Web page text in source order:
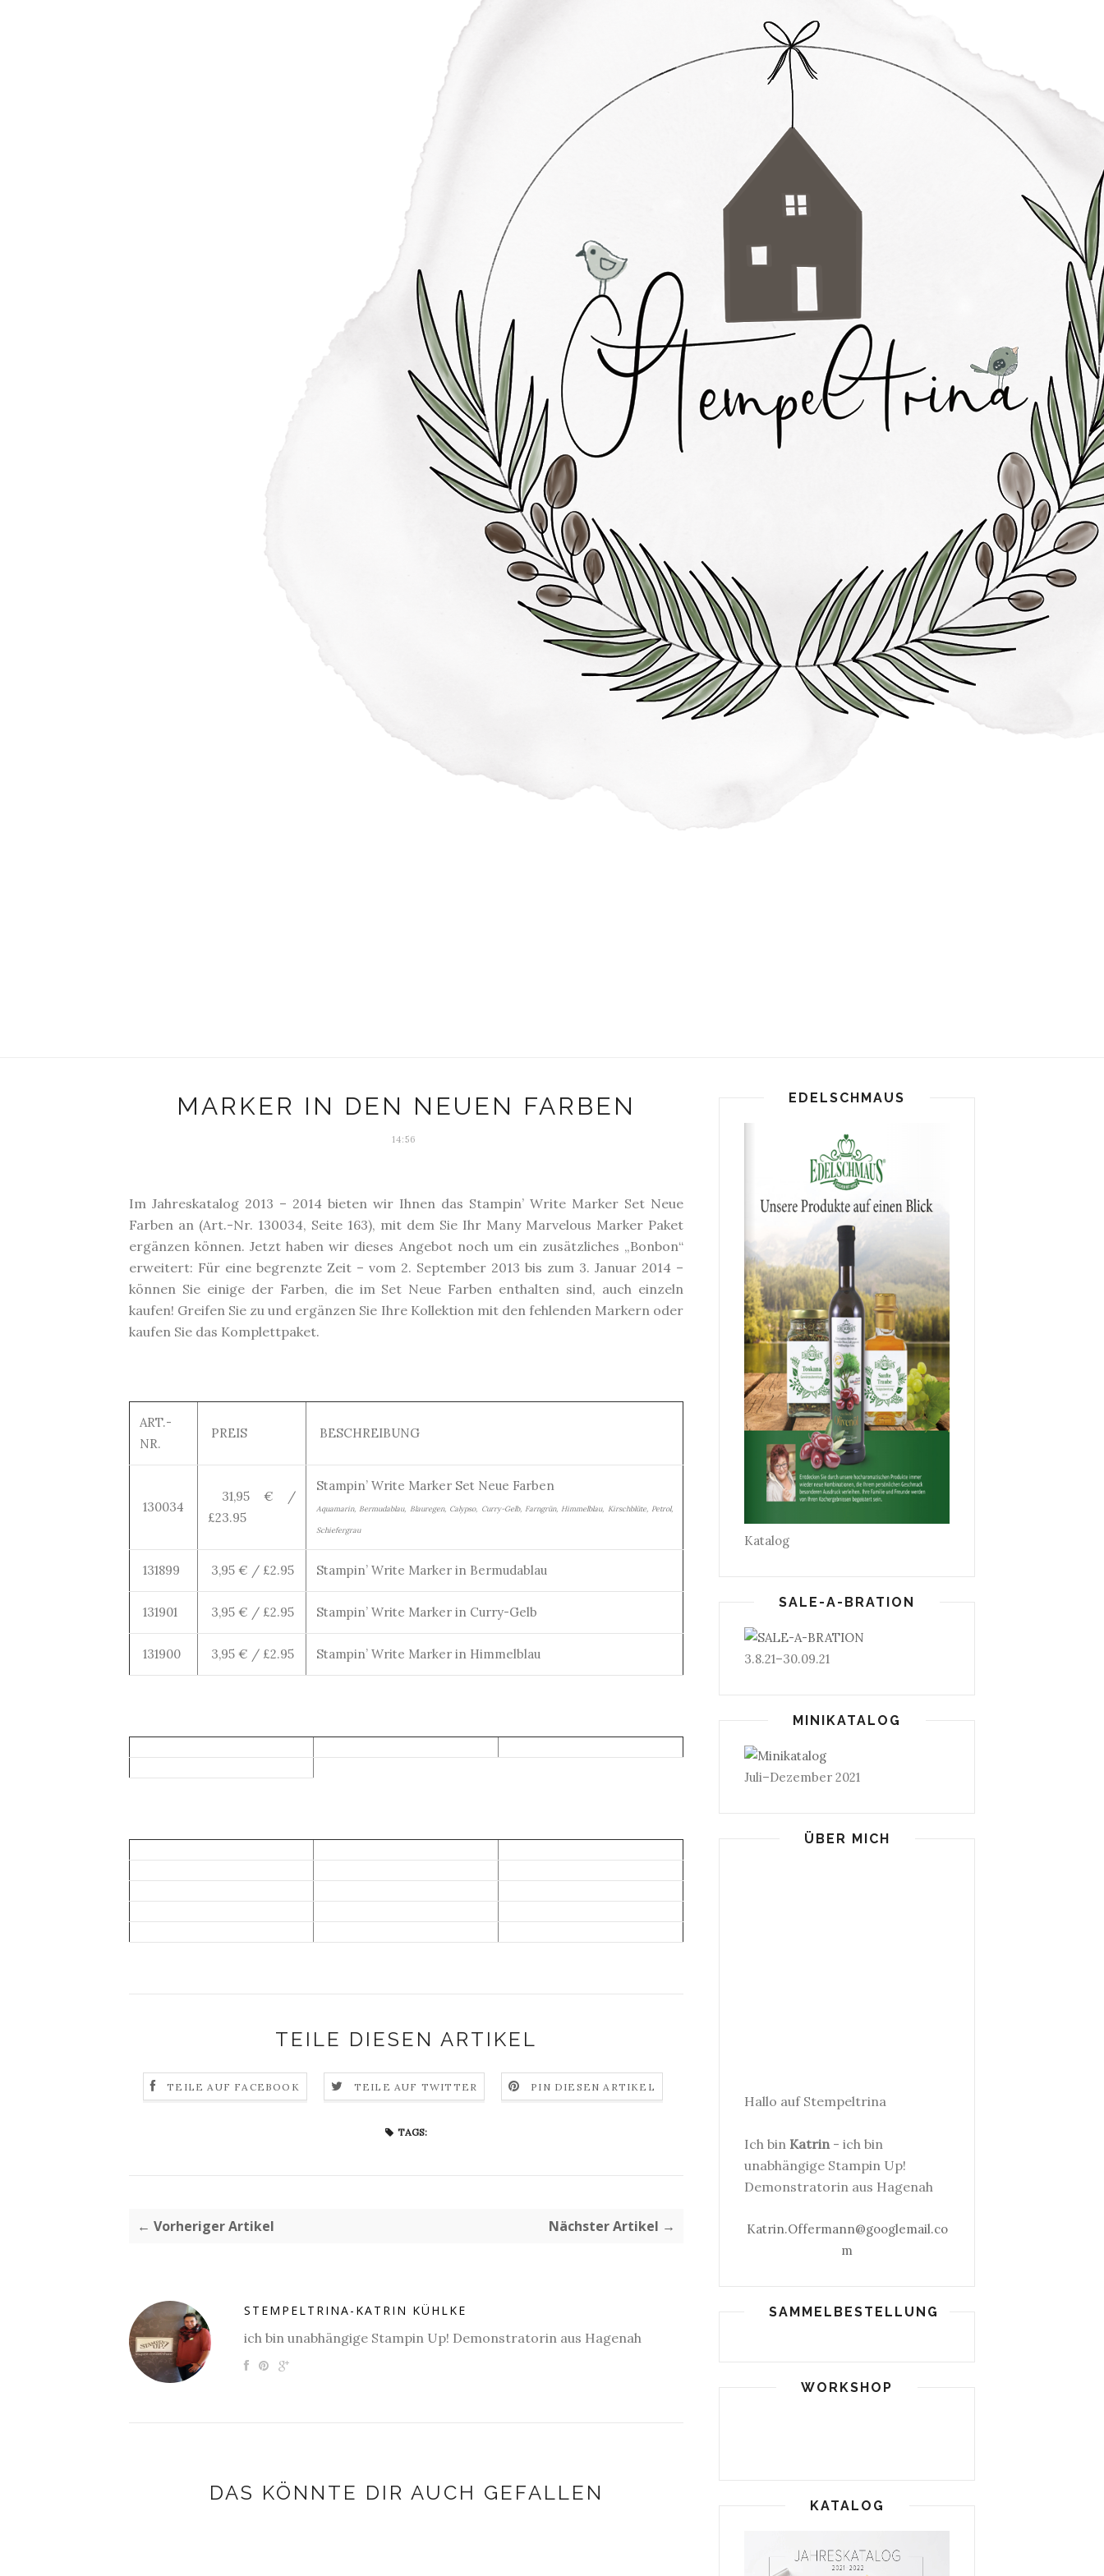
MARKER IN DEN NEUEN FARBEN
14:56
Im Jahreskatalog 2013 – 2014 bieten wir Ihnen das Stampin’ Write Marker Set Neue
Farben an (Art.-Nr. 130034, Seite 163), mit dem Sie Ihr Many Marvelous Marker Paket
ergänzen können. Jetzt haben wir dieses Angebot noch um ein zusätzliches „Bonbon“
erweitert: Für eine begrenzte Zeit – vom 2. September 2013 bis zum 3. Januar 2014 –
können Sie einige der Farben, die im Set Neue Farben enthalten sind, auch einzeln
kaufen! Greifen Sie zu und ergänzen Sie Ihre Kollektion mit den fehlenden Markern oder
kaufen Sie das Komplettpaket.
ART.-
NR.
PREIS BESCHREIBUNG
130034
31,95 € /
£23.95
Stampin’ Write Marker Set Neue Farben
Aquamarin, Bermudablau, Blauregen, Calypso, Curry-Gelb, Farngrün, Himmelblau, Kirschblüte, Petrol,
Schiefergrau
131899 3,95 € / £2.95 Stampin’ Write Marker in Bermudablau
131901 3,95 € / £2.95 Stampin’ Write Marker in Curry-Gelb
131900 3,95 € / £2.95 Stampin’ Write Marker in Himmelblau
TEILE DIESEN ARTIKEL
TEILE AUF FACEBOOK TEILE AUF TWITTER PIN DIESEN ARTIKEL
TAGS:
← Vorheriger Artikel Nächster Artikel →
STEMPELTRINA-KATRIN KÜHLKE
ich bin unabhängige Stampin Up! Demonstratorin aus Hagenah
DAS KÖNNTE DIR AUCH GEFALLEN
EDELSCHMAUS
Katalog
SALE-A-BRATION
3.8.21–30.09.21
MINIKATALOG
Juli–Dezember 2021
ÜBER MICH
Hallo auf Stempeltrina
Ich bin Katrin- ich bin
unabhängige Stampin Up!
Demonstratorin aus Hagenah
Katrin.Offermann@googlemail.co
m
SAMMELBESTELLUNG
WORKSHOP
KATALOG